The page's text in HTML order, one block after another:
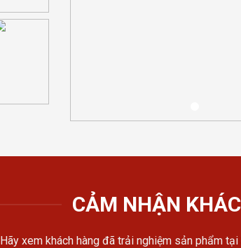
CẢM NHẬN
Hãy xem khách hàng đã trải nghiệm sản phẩm